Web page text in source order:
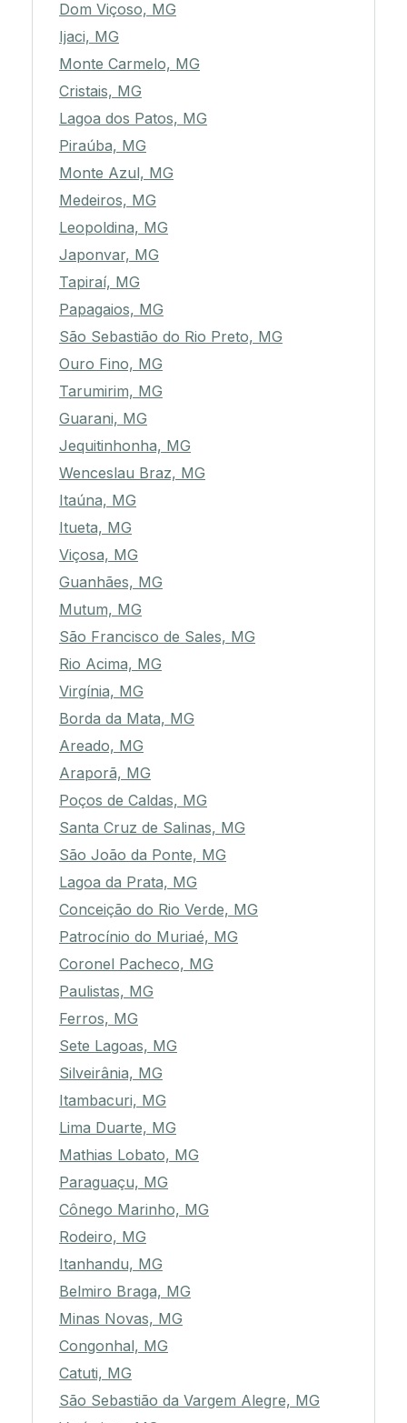
Dom Viçoso, MG
Ijaci, MG
Monte Carmelo, MG
Cristais, MG
Lagoa dos Patos, MG
Piraúba, MG
Monte Azul, MG
Medeiros, MG
Leopoldina, MG
Japonvar, MG
Tapiraí, MG
Papagaios, MG
São Sebastião do Rio Preto, MG
Ouro Fino, MG
Tarumirim, MG
Guarani, MG
Jequitinhonha, MG
Wenceslau Braz, MG
Itaúna, MG
Itueta, MG
Viçosa, MG
Guanhães, MG
Mutum, MG
São Francisco de Sales, MG
Rio Acima, MG
Virgínia, MG
Borda da Mata, MG
Areado, MG
Araporã, MG
Poços de Caldas, MG
Santa Cruz de Salinas, MG
São João da Ponte, MG
Lagoa da Prata, MG
Conceição do Rio Verde, MG
Patrocínio do Muriaé, MG
Coronel Pacheco, MG
Paulistas, MG
Ferros, MG
Sete Lagoas, MG
Silveirânia, MG
Itambacuri, MG
Lima Duarte, MG
Mathias Lobato, MG
Paraguaçu, MG
Cônego Marinho, MG
Rodeiro, MG
Itanhandu, MG
Belmiro Braga, MG
Minas Novas, MG
Congonhal, MG
Catuti, MG
São Sebastião da Vargem Alegre, MG